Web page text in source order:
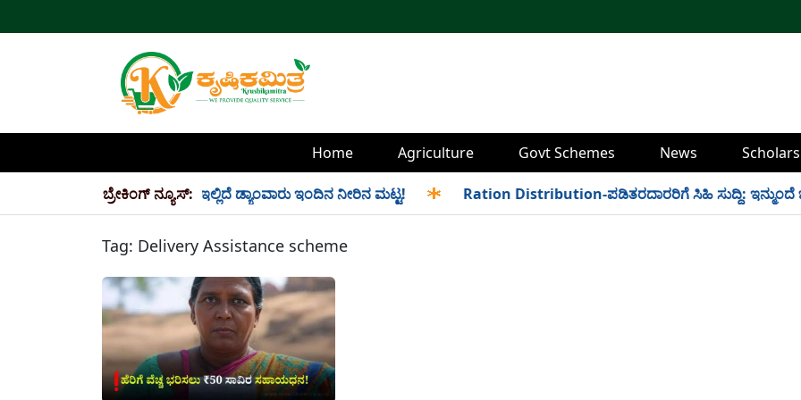
Home Agriculture Govt Schemes News
ಬ್ರೇಕಿಂಗ್ ನ್ಯೂಸ್:
34 TMC ನೀರು ಸಂಗ್ರಹ! ಇಲ್ಲಿದೆ ಡ್ಯಾಂವಾರು ಇಂದಿನ ನೀರಿನ ಮಟ್ಟ! Ration Distribution-ಪಡಿತರದಾರರಿಗೆ ಸಿಹಿ ಸುದ್ದಿ: ಇನ್ಮುಂದೆ
Tag: Delivery Assistance scheme